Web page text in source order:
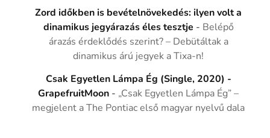
Zord időkben is bevételnövekedés: ilyen volt a
dinamikus jegyárazás éles tesztje - Belépő
árazás érdeklődés szerint? – Debütáltak a
dinamikus árú jegyek a Tixa-n!
Csak Egyetlen Lámpa Ég (Single, 2020) -
GrapefruitMoon - „Csak Egyetlen Lámpa Ég” –
megjelent a The Pontiac első magyar nyelvű dala